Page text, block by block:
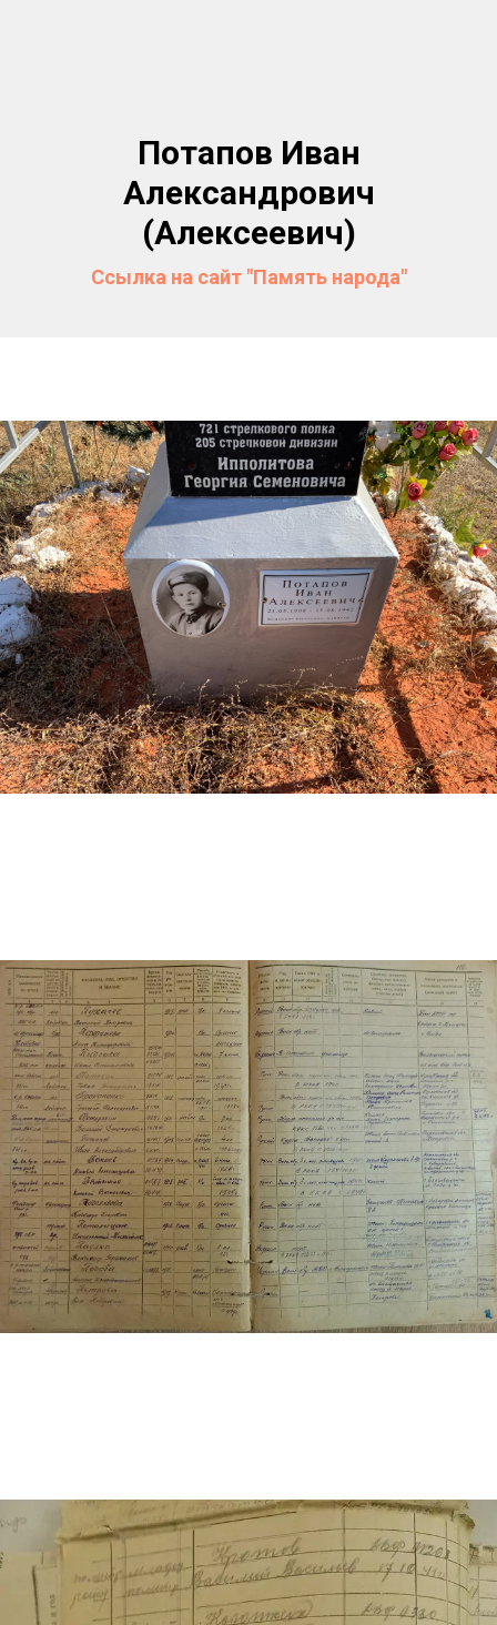
Потапов Иван
Александрович
(Алексеевич)
Ссылка на сайт "Память народа"